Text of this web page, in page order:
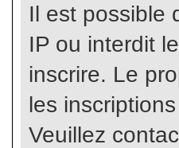
Il est possible
IP ou interdit
inscrire. Le
les
Veuillez